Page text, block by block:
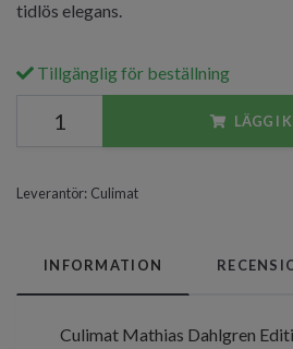
tidlös elegans.
Tillgänglig för beställning
LÄGG I
Leverantör: Culimat
INFORMATION
Culimat Mathias Dahlgren